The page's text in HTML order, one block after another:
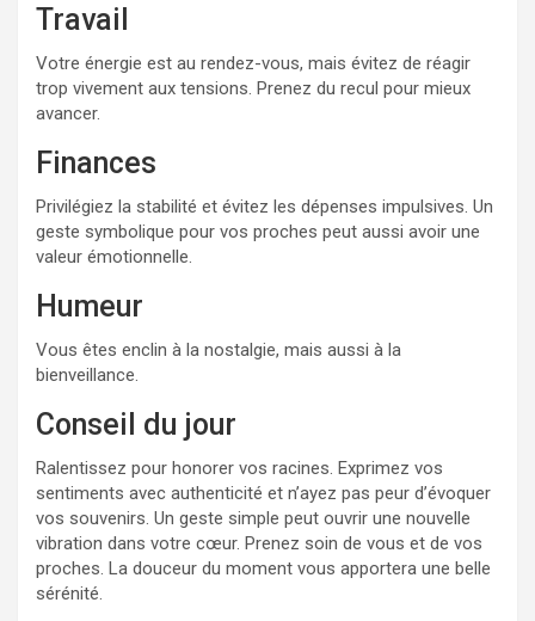
Travail
Votre énergie est au rendez-vous, mais évitez de réagir
trop vivement aux tensions. Prenez du recul pour mieux
avancer.
Finances
Privilégiez la stabilité et évitez les dépenses impulsives. Un
geste symbolique pour vos proches peut aussi avoir une
valeur émotionnelle.
Humeur
Vous êtes enclin à la nostalgie, mais aussi à la
bienveillance.
Conseil du jour
Ralentissez pour honorer vos racines. Exprimez vos
sentiments avec authenticité et n’ayez pas peur d’évoquer
vos souvenirs. Un geste simple peut ouvrir une nouvelle
vibration dans votre cœur. Prenez soin de vous et de vos
proches. La douceur du moment vous apportera une belle
sérénité.